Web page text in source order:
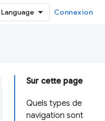
Connexion
Sur cette page
Quels types de
navigation sont